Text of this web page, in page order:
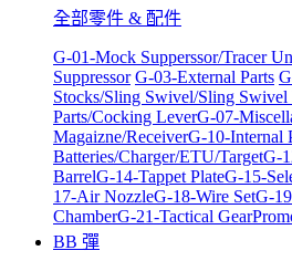
全部零件 & 配件
G-01-Mock Supperssor/Tracer
Suppressor G-03-External Parts
Stocks/Sling Swivel/Sling
Parts/Cocking LeverG-07-
Magaizne/ReceiverG-10-Internal
Batteries/Charger/ETU/TargetG-
BarrelG-14-Tappet PlateG-15-
17-Air NozzleG-18-Wire SetG-
ChamberG-21-Tactical Gear
BB 彈